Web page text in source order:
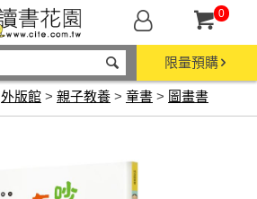
0
限量預購
外版館 > 親子教養 > 童書 > 圖畫書